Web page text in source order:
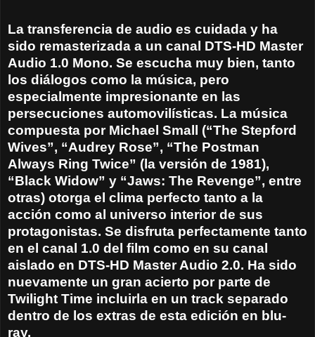
La transferencia de audio es cuidada y ha
sido remasterizada a un canal DTS-HD Master
Audio 1.0 Mono. Se escucha muy bien, tanto
los diálogos como la música, pero
especialmente impresionante en las
persecuciones automovilísticas. La música
compuesta por Michael Small (“The Stepford
Wives”, “Audrey Rose”, “The Postman
Always Ring Twice” (la versión de 1981),
“Black Widow” y “Jaws: The Revenge”, entre
otras) otorga el clima perfecto tanto a la
acción como al universo interior de sus
protagonistas. Se disfruta perfectamente tanto
en el canal 1.0 del film como en su canal
aislado en DTS-HD Master Audio 2.0. Ha sido
nuevamente un gran acierto por parte de
Twilight Time incluirla en un track separado
dentro de los extras de esta edición en blu-
ray.